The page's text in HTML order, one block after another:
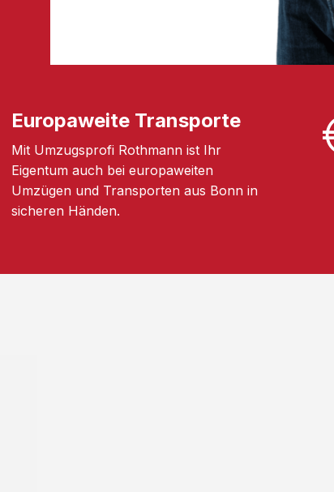
Europaweite Transporte
Mit Umzugsprofi Rothmann ist Ihr
Eigentum auch bei europaweiten
Umzügen und Transporten aus Bonn in
sicheren Händen.